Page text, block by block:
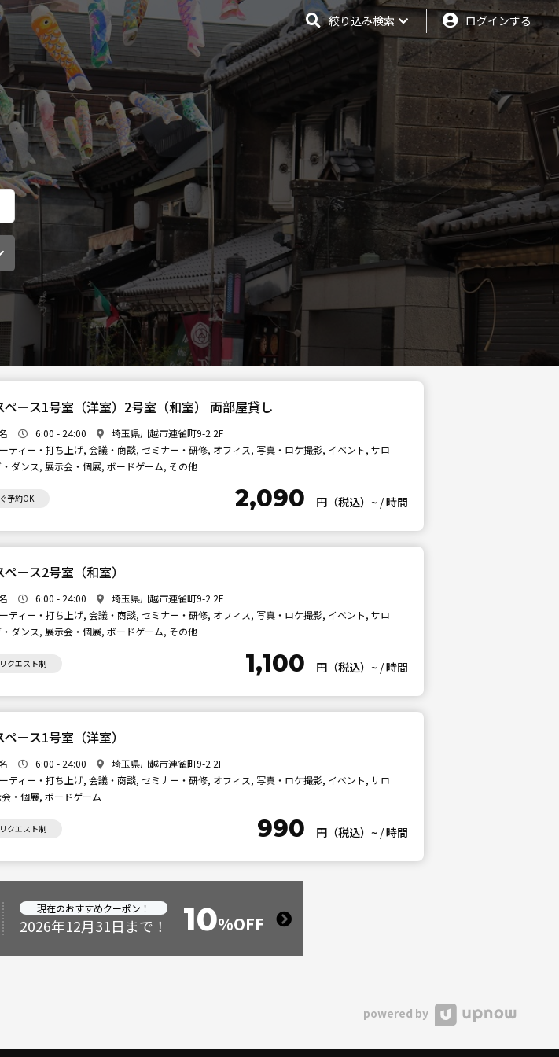
絞り込み検索 ログインする
ペース1号室（洋室）2号室（和室） 両部屋貸し
6:00 - 24:00
埼玉県川越市連雀町9-2 2F
ティー・打ち上げ, 会議・商談, セミナー・研修, オフィス, 写真・ロケ撮影, イベント, サロ
・ダンス, 展示会・個展, ボードゲーム, その他
予約OK 2,090 円（税込）~ /時間
ース2号室（和室）
6:00 - 24:00
埼玉県川越市連雀町9-2 2F
ティー・打ち上げ, 会議・商談, セミナー・研修, オフィス, 写真・ロケ撮影, イベント, サロ
・ダンス, 展示会・個展, ボードゲーム, その他
クエスト制 1,100 円（税込）~ /時間
ース1号室（洋室）
6:00 - 24:00
埼玉県川越市連雀町9-2 2F
ティー・打ち上げ, 会議・商談, セミナー・研修, オフィス, 写真・ロケ撮影, イベント, サロ
・個展, ボードゲーム
クエスト制 990 円（税込）~ /時間
現在のおすすめクーポン！
2026年12月31日まで！ 10%OFF
powered by